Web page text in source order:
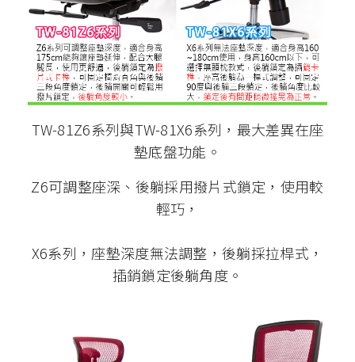
TW-81Z6系列與TW-81X6系列，最大差異在座
墊底盤功能。
Z6可調整座深、後躺採用撥片式鎖定，使用較
輕巧，
X6系列，座墊深度無法調整，後躺採拉桿式，
插銷鎖定後躺角度。